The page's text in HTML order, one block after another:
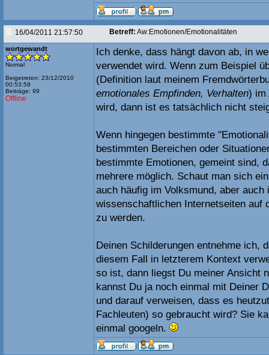
16/04/2011 21:57:50 Betreff: Aw:Emotionen/Emotionalitäten
wortgewandt
Normal
Beigetreten: 23/12/2010
00:53:59
Beiträge: 99
Offline
Ich denke, dass hängt davon ab, in
verwendet wird. Wenn zum Beispiel
(Definition laut meinem
emotionales Empfinden, Verhalten) im
wird, dann ist es tatsächlich nicht
Wenn hingegen bestimmte
bestimmten Bereichen oder
bestimmte Emotionen, gemeint sind,
mehrere möglich. Schaut man sich
auch häufig im Volksmund, aber auch
wissenschaftlichen Internetseiten auf
zu werden.
Deinen Schilderungen entnehme ich,
diesem Fall in letzterem Kontext
so ist, dann liegst Du meiner Ansicht
kannst Du ja noch einmal mit Deiner
und darauf verweisen, dass es
Fachleuten) so gebraucht wird? Sie
einmal googeln.